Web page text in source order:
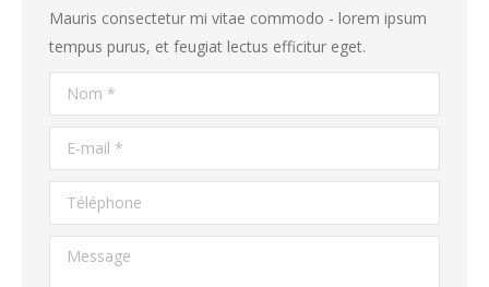
Mauris consectetur mi vitae commodo - lorem ipsum
tempus purus, et feugiat lectus efficitur eget.
Nom *
E-mail *
Téléphone
Message